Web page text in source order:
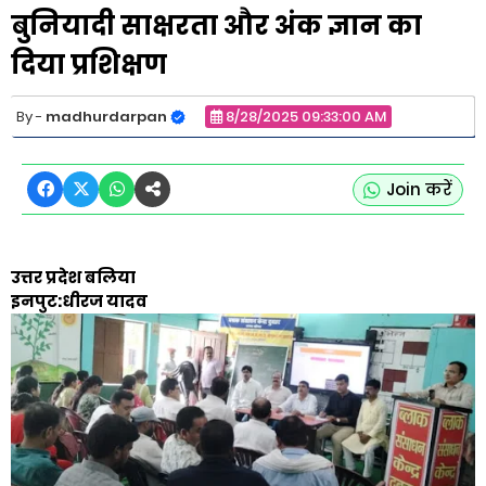
बुनियादी साक्षरता और अंक ज्ञान का
दिया प्रशिक्षण
madhurdarpan 8/28/2025 09:33:00 AM
Join करें
उत्तर प्रदेश बलिया
इनपुट:धीरज यादव